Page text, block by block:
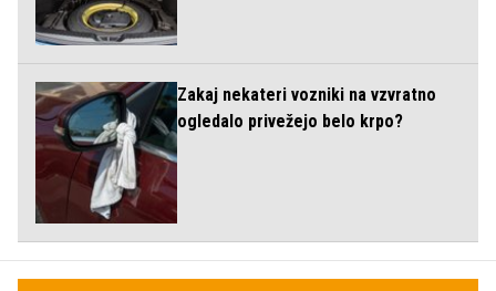
Zakaj nekateri vozniki na vzvratno
ogledalo privežejo belo krpo?